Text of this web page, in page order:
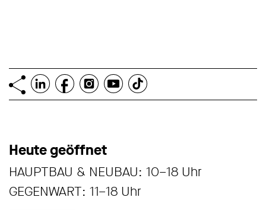
Medium Malerei und belebt die vielfach
totgesagte Disziplin lustvoll und kritisch. Mit
zwischen Malerei und Architektur. Ihre
Gemälde sind Objekte an der Schnittstelle von
Malerei, Zeichnung und Schrift. Die Farben
und Formen strotzen oft in gewaltigen
Heute geöffnet
HAUPTBAU & NEUBAU: 10–18 Uhr
GEGENWART: 11–18 Uhr